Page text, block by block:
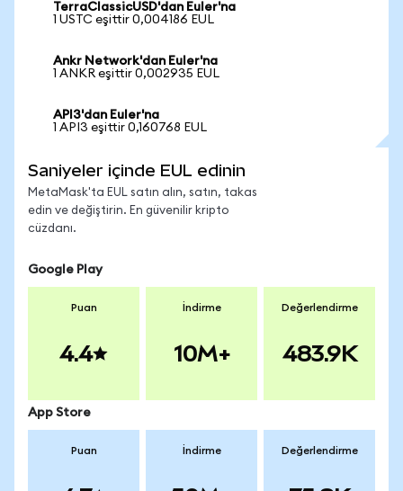
TerraClassicUSD'dan Euler'na
1 USTC eşittir 0,004186 EUL
Ankr Network'dan Euler'na
1 ANKR eşittir 0,002935 EUL
API3'dan Euler'na
1 API3 eşittir 0,160768 EUL
Saniyeler içinde EUL edinin
MetaMask'ta EUL satın alın, satın, takas
edin ve değiştirin. En güvenilir kripto
cüzdanı.
Google Play
Puan
4.4
İndirme
10M+
Değerlendirme
483.9K
App Store
Puan İndirme Değerlendirme